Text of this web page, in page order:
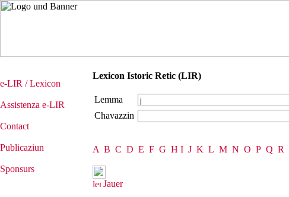
e-LIR / Lexicon
Assistenza e-LIR
Contact
Publicaziun
Sponsurs
Lexicon Istoric Retic (LIR)
Lemma
Chavazzin
A B C D E F G H I J K L M N O P Q R
Jauer